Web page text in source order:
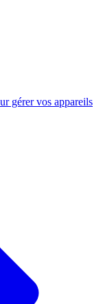
gérer vos appareils